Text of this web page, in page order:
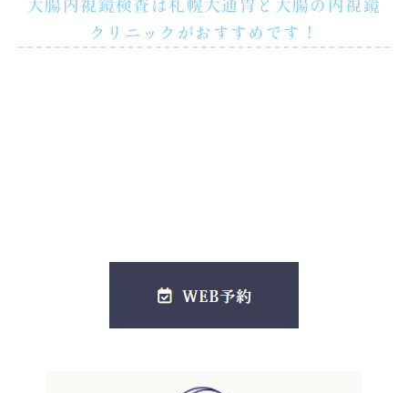
大腸内視鏡検査は札幌大通胃と大腸の内視鏡
クリニックがおすすめです！